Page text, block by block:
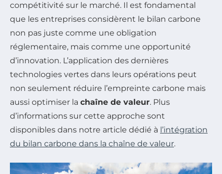
compétitivité sur le marché. Il est fondamental
que les entreprises considèrent le bilan carbone
non pas juste comme une obligation
réglementaire, mais comme une opportunité
d’innovation. L’application des dernières
technologies vertes dans leurs opérations peut
non seulement réduire l’empreinte carbone mais
aussi optimiser la chaîne de valeur. Plus
d’informations sur cette approche sont
disponibles dans notre article dédié à l’intégration
du bilan carbone dans la chaîne de valeur.